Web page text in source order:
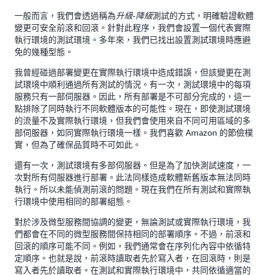
一般而言，我們會透過稱為升級-降級測試的方式，明確驗證軟體
變更可安全前滾和回滾。針對此程序，我們會設置一個代表實際
執行環境的測試環境。多年來，我們已找出設置測試環境時應避
免的幾種型態。
我曾經碰過部署變更在實際執行環境中造成錯誤，但該變更在測
試環境中順利通過所有測試的情況。有一次，測試環境中的每項
服務只有一部伺服器。因此，所有部署是不可部分完成的，這一
點排除了同時執行不同軟體版本的可能性。現在，即使測試環境
的流量不及實際執行環境，但我們會使用來自不同可用區域的多
部伺服器，如同實際執行環境一樣。我們喜歡 Amazon 的節儉樸
實，但為了確保品質時不可如此。
還有一次，測試環境有多部伺服器。但是為了加快測試速度，一
次對所有伺服器進行部署。此法同樣造成軟體新舊版本無法同時
執行。所以未能偵測前滾的問題。現在我們在所有測試和實際執
行環境中使用相同的部署組態。
對於涉及微型服務間協調的變更，無論測試或實際執行環境，我
們都會在不同的微型服務間保持相同的部署順序。不過，前滾和
回滾的順序可能不同。例如，我們通常會在序列化內容中依循特
定順序。也就是說，前滾時讀取者先於寫入者，在回滾時，則是
寫入者先於讀取者。在測試和實際執行環境中，共同依循適當的